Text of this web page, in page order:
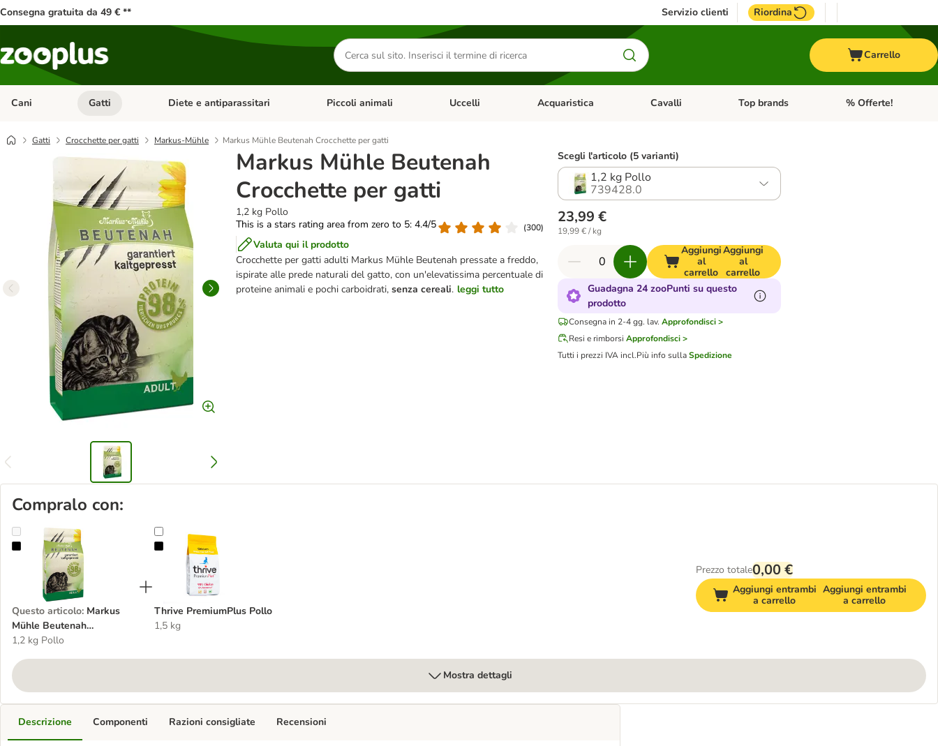
Consegna gratuita da 49 € ** Servizio clienti Riordina
Cerca
prodotti
Carrello
Cani Apri Menu Categoria: Cani
Gatti Apri Menu Categoria: Gatti
Diete e antiparassitari Apri Menu Categoria: Diete e antiparassitari
Piccoli animali Apri Menu Categoria: Piccoli animali
Uccelli Apri Menu Categoria: Uccelli
Acquaristica Apri Menu Categoria: Acquaristica
Cavalli Apri Menu Categoria: Cavalli
Top brands Apri Menu Categoria:
% Offerte!
Gatti Crocchette per gatti Markus-Mühle Markus Mühle Beutenah Crocchette per gatti
Markus Mühle Beutenah
Crocchette per gatti
1,2 kg Pollo
This is a stars rating area from zero to 5: 4.4/5
(300)
Valuta qui il prodotto
Crocchette per gatti adulti Markus Mühle Beutenah pressate a freddo,
ispirate alle prede naturali del gatto, con un'elevatissima percentuale di
proteine animali e pochi carboidrati, senza cereali. leggi tutto
Scegli l'articolo (5 varianti)
1,2 kg Pollo
739428.0
23,99 €
19,99 € / kg
Aggiungi
al
carrello
Aggiungi
al
carrello
Guadagna 24 zooPunti su questo
prodotto
Consegna in 2-4 gg. lav. Approfondisci >
Resi e rimborsi Approfondisci >
Tutti i prezzi IVA incl.Più info sullaSpedizione
Compralo con:
Markus Mühle Beutenah Crocchette per gatti
Questo articolo: Markus
Mühle Beutenah
Crocchette per gatti
1,2 kg Pollo
Thrive PremiumPlus Pollo
Thrive PremiumPlus Pollo
1,5 kg
Prezzo totale0,00 €
Aggiungi entrambi
a carrello
Aggiungi entrambi
a carrello
Mostra dettagli
Descrizione Componenti Razioni consigliate Recensioni